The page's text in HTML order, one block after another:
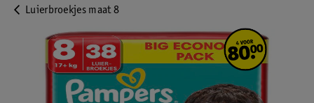
Luierbroekjes maat 8